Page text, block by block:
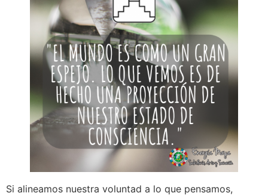
Si alineamos nuestra voluntad a lo que pensamos,